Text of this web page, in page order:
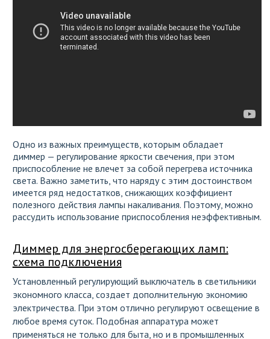
Одно из важных преимуществ, которым обладает
диммер — регулирование яркости свечения, при этом
приспособление не влечет за собой перегрева источника
света. Важно заметить, что наряду с этим достоинством
имеется ряд недостатков, снижающих коэффициент
полезного действия лампы накаливания. Поэтому, можно
рассудить использование приспособления неэффективным.
Диммер для энергосберегающих ламп:
схема подключения
Установленный регулирующий выключатель в светильники
экономного класса, создает дополнительную экономию
электричества. При этом отлично регулируют освещение в
любое время суток. Подобная аппаратура может
применяться не только для быта, но и в промышленных